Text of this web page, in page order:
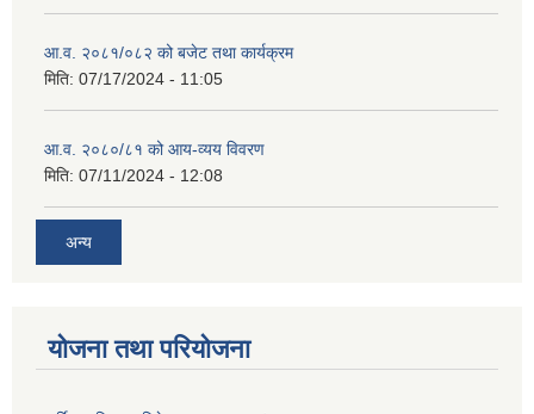
आ.व. २०८१/०८२ को बजेट तथा कार्यक्रम
मिति: 07/17/2024 - 11:05
आ.व. २०८०/८१ को आय-व्यय विवरण
मिति: 07/11/2024 - 12:08
अन्य
योजना तथा परियोजना